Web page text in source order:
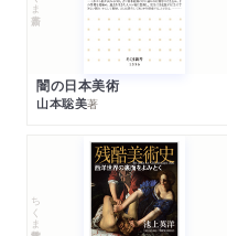
闇の日本美術
山本聡美著
ちくま学芸文庫